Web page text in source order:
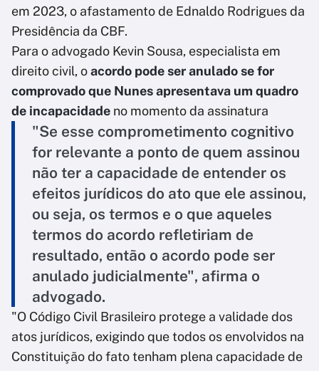
em 2023, o afastamento de Ednaldo Rodrigues da
Presidência da CBF.
Para o advogado Kevin Sousa, especialista em
direito civil, oacordo pode ser anulado se for
comprovado que Nunes apresentava um quadro
de incapacidade no momento da assinatura
"Se esse comprometimento cognitivo
for relevante a ponto de quem assinou
não ter a capacidade de entender os
efeitos jurídicos do ato que ele assinou,
ou seja, os termos e o que aqueles
termos do acordo refletiriam de
resultado, então o acordo pode ser
anulado judicialmente", afirma o
advogado.
"O Código Civil Brasileiro protege a validade dos
atos jurídicos, exigindo que todos os envolvidos na
Constituição do fato tenham plena capacidade de